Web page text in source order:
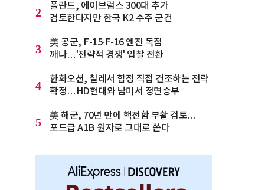
2
폴란드, 에이브럼스 300대 추가
검토한다지만 한국 K2 수주 굳건
3
美 공군, F-15·F-16 엔진 독점
깨나…'전략적 경쟁' 입찰 전환
4
한화오션, 칠레서 함정 직접 건조하는 전략
확정…HD현대와 남미서 정면승부
5
美 해군, 70년 만에 핵전함 부활 검토…
포드급 A1B 원자로 그대로 쓴다